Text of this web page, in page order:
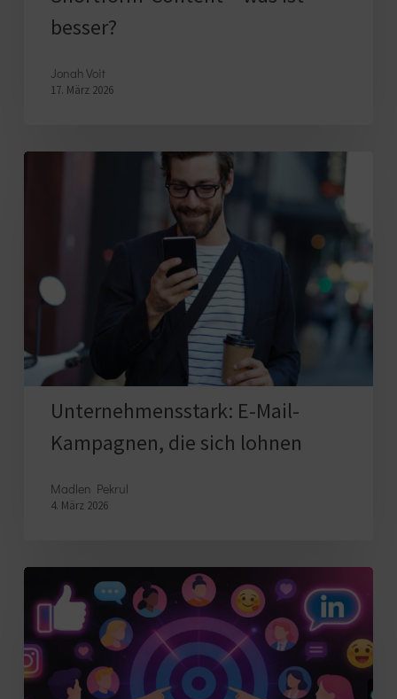
besser?
Jonah Voit
17. März 2026
Unternehmensstark:
sich
Unternehmensstark: E-Mail-
Kampagnen, die sich lohnen
Madlen Pekrul
4. März 2026
richtige
Zielgruppe
für
Social